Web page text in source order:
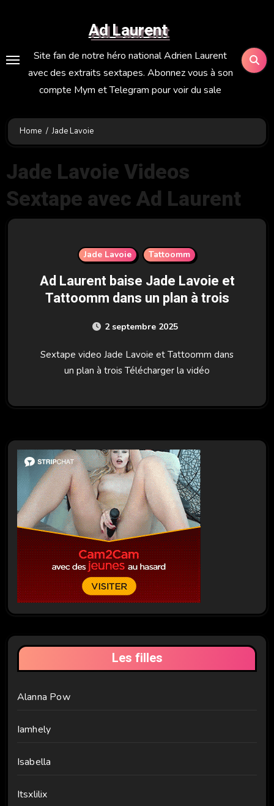
Ad Laurent
Site fan de notre héro national Adrien Laurent
avec des extraits sextapes. Abonnez vous à son
compte Mym et Telegram pour voir du sale
Home Jade Lavoie
Jade Lavoie Videos
Sextape avec Ad Laurent
Jade Lavoie Tattoomm
Ad Laurent baise Jade Lavoie et
Tattoomm dans un plan à trois
2 septembre 2025
Sextape video Jade Lavoie et Tattoomm dans
un plan à trois Télécharger la vidéo
Les filles
Alanna Pow
Iamhely
Isabella
Itsxlilix